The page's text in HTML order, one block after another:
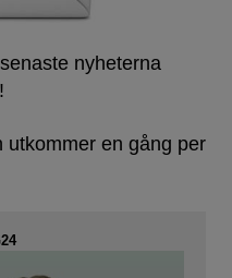
nyheterna
utkommer en gång per